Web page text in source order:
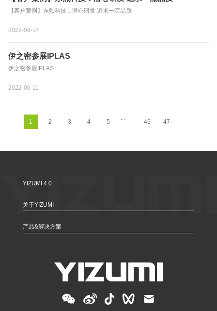
【客户案例】东煦科技：潜心研发 追求一流品质
2022-06-14
伊之密参展IPLAS
伊之密参展IPLAS
2022-06-11
1 2 3 4 5
...
46 47
YIZUMI 4.0
关于YIZUMI
产品&解决方案